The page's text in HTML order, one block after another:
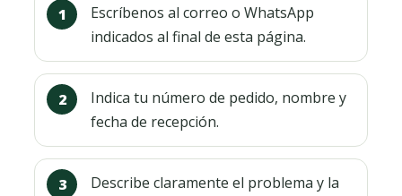
Escríbenos al correo o WhatsApp
indicados al final de esta página.
Indica tu número de pedido, nombre y
fecha de recepción.
Describe claramente el problema y la